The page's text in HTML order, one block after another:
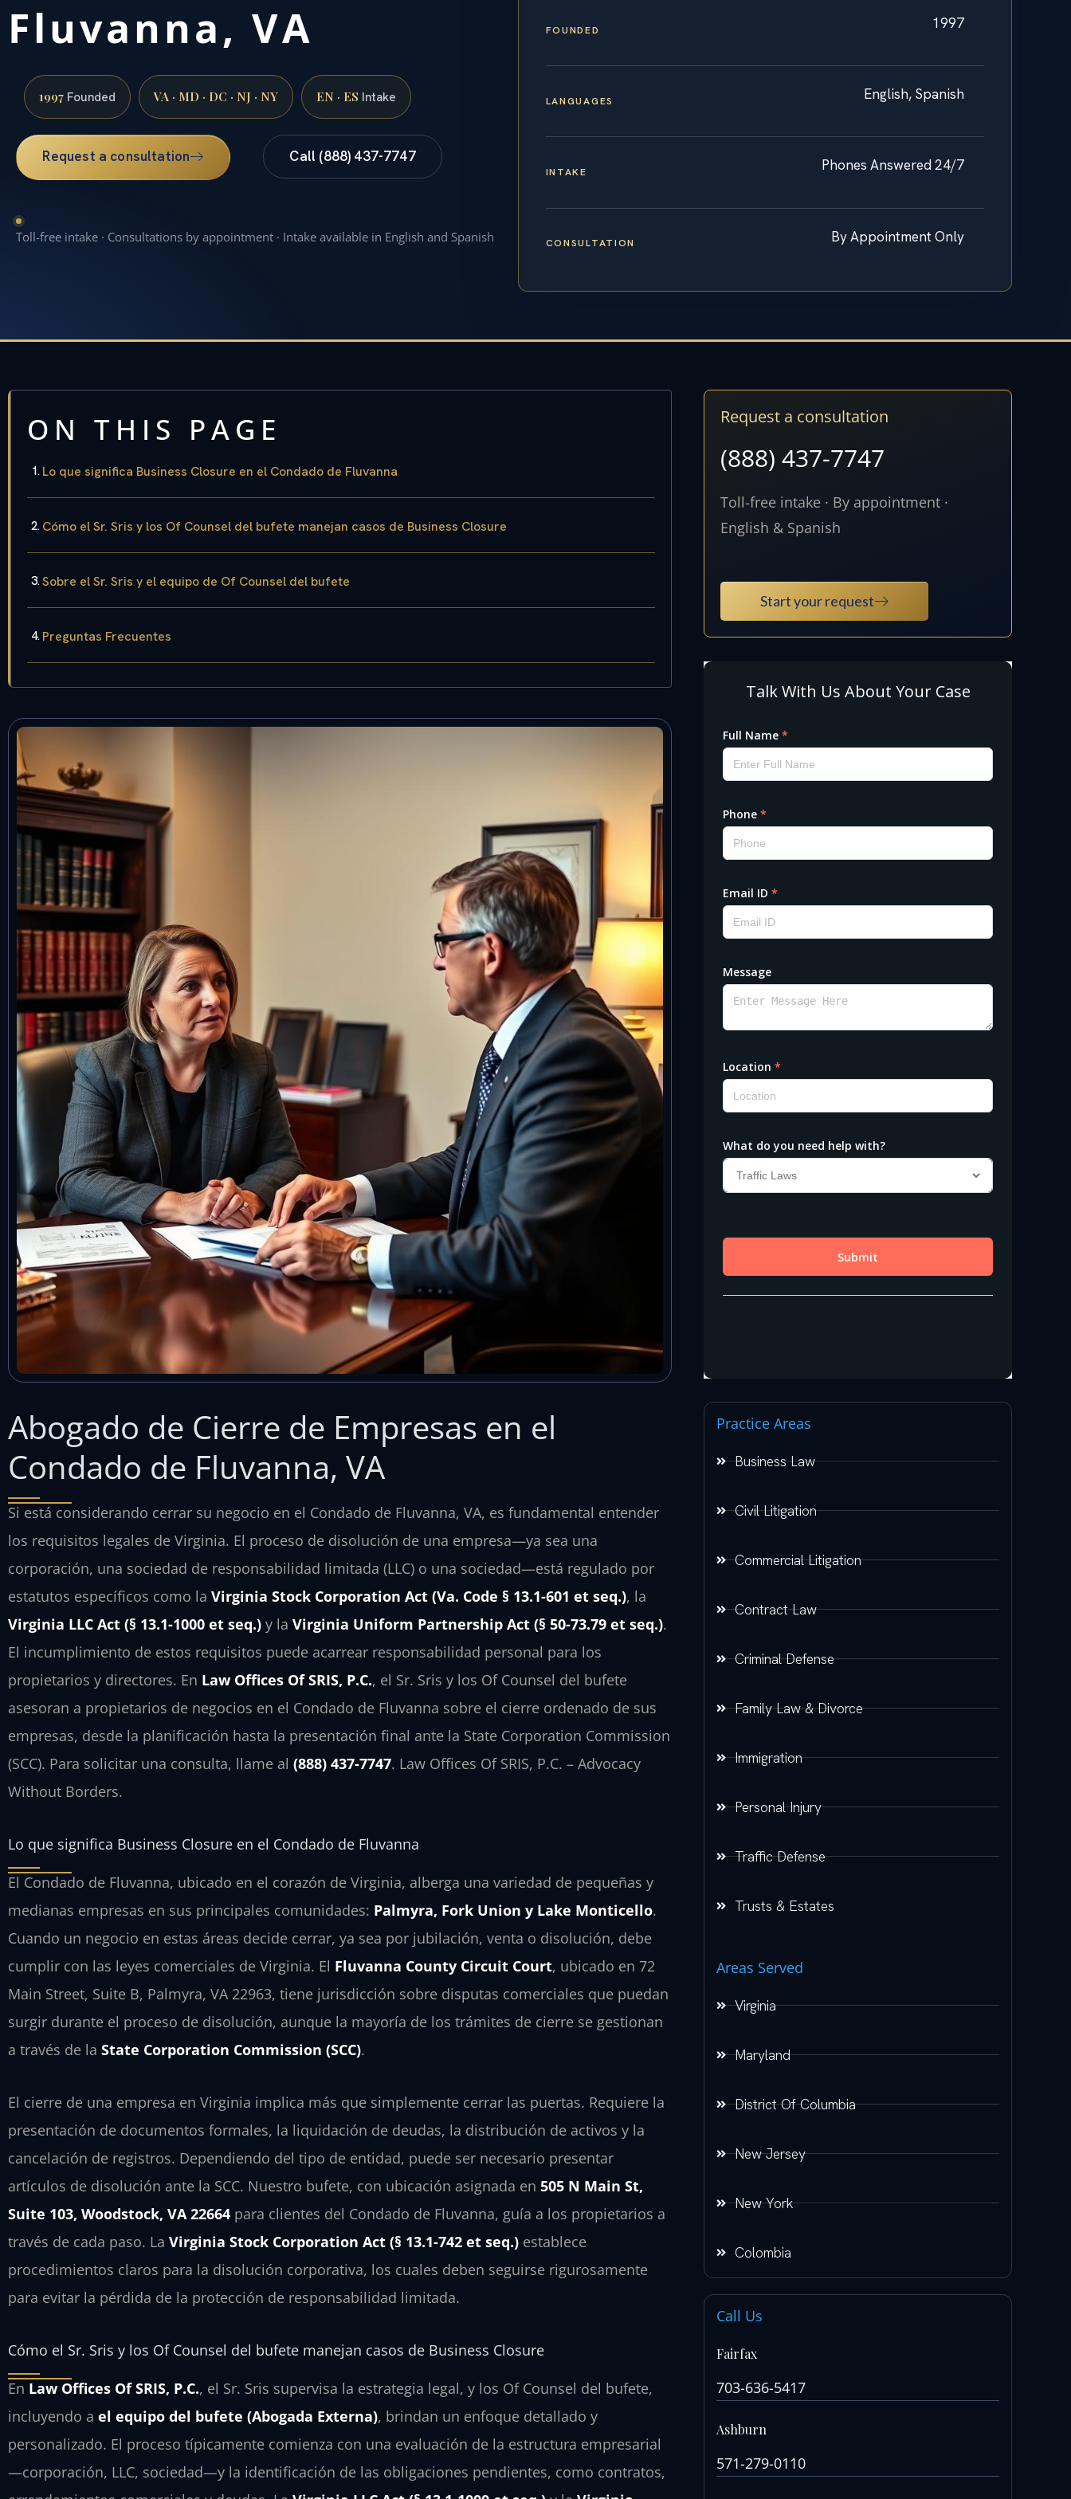
Fluvanna, VA
1997 Founded VA · MD · DC · NJ · NY EN · ES Intake
Request a consultation Call (888) 437-7747
Toll-free intake · Consultations by appointment · Intake available in English and Spanish
FOUNDED 1997
LANGUAGES English, Spanish
INTAKE Phones Answered 24/7
CONSULTATION By Appointment Only
ON THIS PAGE
Lo que significa Business Closure en el Condado de Fluvanna
Cómo el Sr. Sris y los Of Counsel del bufete manejan casos de Business Closure
Sobre el Sr. Sris y el equipo de Of Counsel del bufete
Preguntas Frecuentes
Abogado de Cierre de Empresas en el
Condado de Fluvanna, VA
Si está considerando cerrar su negocio en el Condado de Fluvanna, VA, es fundamental entender
los requisitos legales de Virginia. El proceso de disolución de una empresa—ya sea una
corporación, una sociedad de responsabilidad limitada (LLC) o una sociedad—está regulado por
estatutos específicos como la Virginia Stock Corporation Act (Va. Code § 13.1-601 et seq.), la
Virginia LLC Act (§ 13.1-1000 et seq.) y la Virginia Uniform Partnership Act (§ 50-73.79 et seq.).
El incumplimiento de estos requisitos puede acarrear responsabilidad personal para los
propietarios y directores. En Law Offices Of SRIS, P.C., el Sr. Sris y los Of Counsel del bufete
asesoran a propietarios de negocios en el Condado de Fluvanna sobre el cierre ordenado de sus
empresas, desde la planificación hasta la presentación final ante la State Corporation Commission
(SCC). Para solicitar una consulta, llame al (888) 437-7747. Law Offices Of SRIS, P.C. – Advocacy
Without Borders.
Lo que significa Business Closure en el Condado de Fluvanna
El Condado de Fluvanna, ubicado en el corazón de Virginia, alberga una variedad de pequeñas y
medianas empresas en sus principales comunidades: Palmyra, Fork Union y Lake Monticello.
Cuando un negocio en estas áreas decide cerrar, ya sea por jubilación, venta o disolución, debe
cumplir con las leyes comerciales de Virginia. El Fluvanna County Circuit Court, ubicado en 72
Main Street, Suite B, Palmyra, VA 22963, tiene jurisdicción sobre disputas comerciales que puedan
surgir durante el proceso de disolución, aunque la mayoría de los trámites de cierre se gestionan
a través de la State Corporation Commission (SCC).
El cierre de una empresa en Virginia implica más que simplemente cerrar las puertas. Requiere la
presentación de documentos formales, la liquidación de deudas, la distribución de activos y la
cancelación de registros. Dependiendo del tipo de entidad, puede ser necesario presentar
artículos de disolución ante la SCC. Nuestro bufete, con ubicación asignada en 505 N Main St,
Suite 103, Woodstock, VA 22664 para clientes del Condado de Fluvanna, guía a los propietarios a
través de cada paso. La Virginia Stock Corporation Act (§ 13.1-742 et seq.) establece
procedimientos claros para la disolución corporativa, los cuales deben seguirse rigurosamente
para evitar la pérdida de la protección de responsabilidad limitada.
Cómo el Sr. Sris y los Of Counsel del bufete manejan casos de Business Closure
En Law Offices Of SRIS, P.C., el Sr. Sris supervisa la estrategia legal, y los Of Counsel del bufete,
incluyendo a el equipo del bufete (Abogada Externa), brindan un enfoque detallado y
personalizado. El proceso típicamente comienza con una evaluación de la estructura empresarial
—corporación, LLC, sociedad—y la identificación de las obligaciones pendientes, como contratos,
Request a consultation
(888) 437-7747
Toll-free intake · By appointment ·
English & Spanish
Start your request
Practice Areas
Business Law
Civil Litigation
Commercial Litigation
Contract Law
Criminal Defense
Family Law & Divorce
Immigration
Personal Injury
Traffic Defense
Trusts & Estates
Areas Served
Virginia
Maryland
District Of Columbia
New Jersey
New York
Colombia
Call Us
Fairfax
703-636-5417
Ashburn
571-279-0110